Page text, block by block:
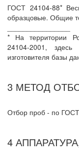
ГОСТ 24104-88*
образцовые. Общие
* На территории
24104-2001,
изготовителя базы
3 МЕТОД
Отбор проб - по
4